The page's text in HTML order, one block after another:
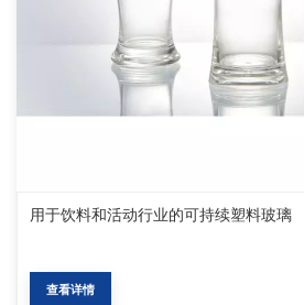
用于饮料和活动行业的可持续塑料玻璃
查看详情